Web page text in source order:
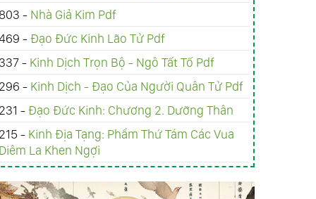
803 - Nhà Giả Kim Pdf
-Đạo Đức Kinh Lão Tử Pdf
337 - Kinh Dịch Trọn Bộ - Ngô Tất Tố Pdf
296 - Kinh Dịch - Đạo Của Người Quân Tử Pdf
231 -Đạo Đức Kinh: Chương 2. Dưỡng Thân
215 - Kinh Ðịa Tạng: Phẩm Thứ Tám Các Vua
Diêm La Khen Ngợi